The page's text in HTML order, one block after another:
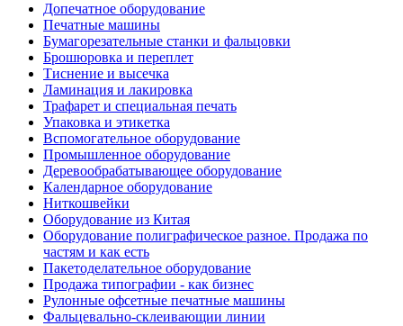
Допечатное оборудование
Печатные машины
Бумагорезательные станки и фальцовки
Брошюровка и переплет
Тиснение и высечка
Ламинация и лакировка
Трафарет и специальная печать
Упаковка и этикетка
Вспомогательное оборудование
Промышленное оборудование
Деревообрабатывающее оборудование
Календарное оборудование
Ниткошвейки
Оборудование из Китая
Оборудование полиграфическое разное. Продажа по
частям и как есть
Пакетоделательное оборудование
Продажа типографии - как бизнес
Рулонные офсетные печатные машины
Фальцевально-склеивающии линии